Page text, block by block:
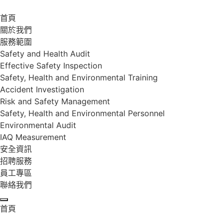
首頁
關於我們
服務範圍
Safety and Health Audit
Effective Safety Inspection
Safety, Health and Environmental Training
Accident Investigation
Risk and Safety Management
Safety, Health and Environmental Personnel
Environmental Audit
IAQ Measurement
安全資訊
招聘服務
員工專區
聯絡我們
首頁